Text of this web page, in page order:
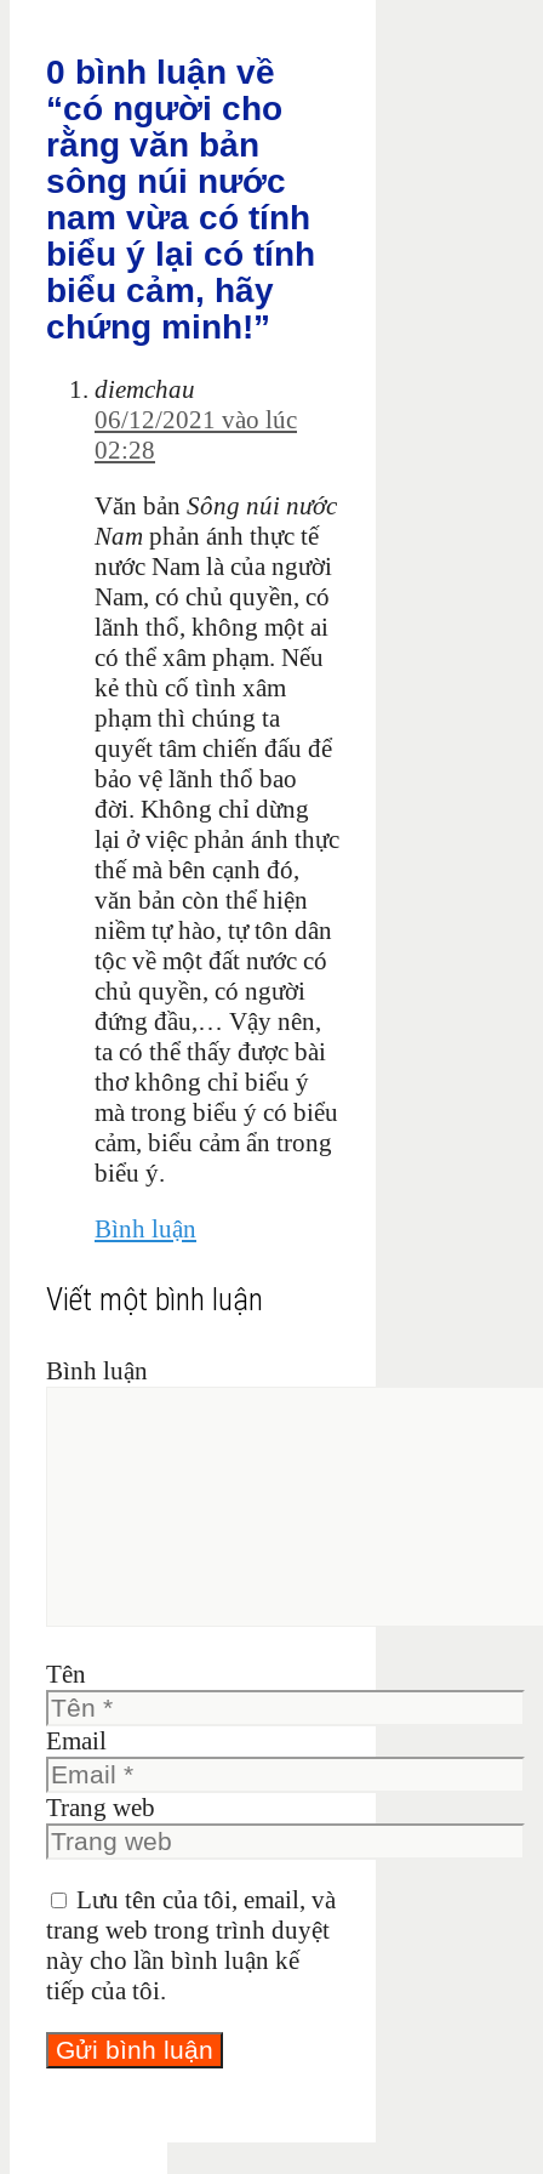
0 bình luận về
“có người cho
rằng văn bản
sông núi nước
nam vừa có tính
biểu ý lại có tính
biểu cảm, hãy
chứng minh!”
diemchau
06/12/2021 vào lúc
02:28
Văn bản Sông núi nước
Nam phản ánh thực tế
nước Nam là của người
Nam, có chủ quyền, có
lãnh thổ, không một ai
có thể xâm phạm. Nếu
kẻ thù cố tình xâm
phạm thì chúng ta
quyết tâm chiến đấu để
bảo vệ lãnh thổ bao
đời. Không chỉ dừng
lại ở việc phản ánh thực
thế mà bên cạnh đó,
văn bản còn thể hiện
niềm tự hào, tự tôn dân
tộc về một đất nước có
chủ quyền, có người
đứng đầu,… Vậy nên,
ta có thể thấy được bài
thơ không chỉ biểu ý
mà trong biểu ý có biểu
cảm, biểu cảm ẩn trong
biểu ý.
Bình luận
Viết một bình luận
Bình luận
Tên
Email
Trang web
Lưu tên của tôi, email, và
trang web trong trình duyệt
này cho lần bình luận kế
tiếp của tôi.